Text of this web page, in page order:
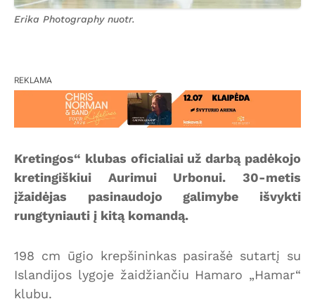
Erika Photography nuotr.
REKLAMA
Kretingos“ klubas oficialiai už darbą padėkojo
kretingiškiui Aurimui Urbonui. 30-metis
įžaidėjas pasinaudojo galimybe išvykti
rungtyniauti į kitą komandą.
198 cm ūgio krepšininkas pasirašė sutartį su
Islandijos lygoje žaidžiančiu Hamaro „Hamar“
klubu.